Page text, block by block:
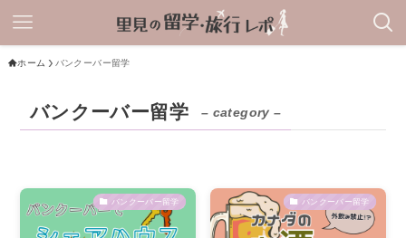
ホーム バンクーバー留学
バンクーバー留学 – category –
バンクーバー留学 バンクーバー留学